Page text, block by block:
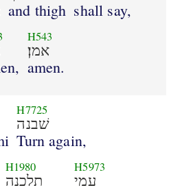
and thigh shall say,
H543
אמן׃
amen.
H7725
שׁבנה
Turn again,
H1980
תלכנה
H5973
עמי